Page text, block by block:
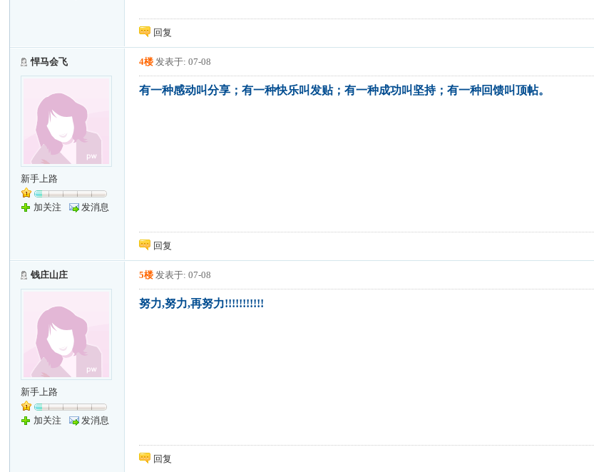
回复
悍马会飞
新手上路
加关注 发消息
4楼 发表于: 07-08
有一种感动叫分享；有一种快乐叫发贴；有一种成功叫坚持；有一种回馈叫顶帖。
回复
钱庄山庄
新手上路
加关注 发消息
5楼 发表于: 07-08
努力,努力,再努力!!!!!!!!!!!
回复